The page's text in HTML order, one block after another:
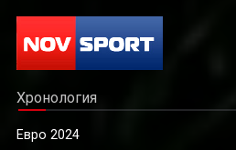
Хронология
Евро 2024